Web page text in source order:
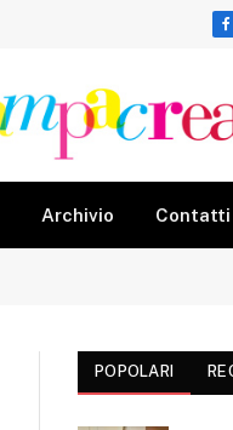
Archivio Contatti
POPOLARI